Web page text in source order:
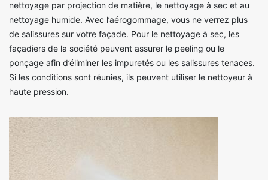
nettoyage par projection de matière, le nettoyage à sec et au
nettoyage humide. Avec l’aérogommage, vous ne verrez plus
de salissures sur votre façade. Pour le nettoyage à sec, les
façadiers de la société peuvent assurer le peeling ou le
ponçage afin d’éliminer les impuretés ou les salissures tenaces.
Si les conditions sont réunies, ils peuvent utiliser le nettoyeur à
haute pression.